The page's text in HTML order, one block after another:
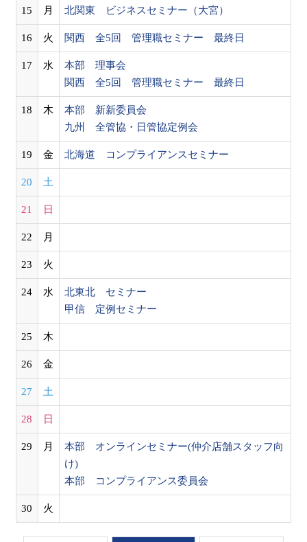
15 月 北関東 ビジネスセミナー（大宮）
16 火 関西 全5回 管理職セミナー 最終日
17 水
本部 理事会
関西 全5回 管理職セミナー 最終日
18 木
本部 新新委員会
九州 全管協・日管協定例会
19 金 北海道 コンプライアンスセミナー
20 土
21 日
22 月
23 火
24 水
北東北 セミナー
甲信 定例セミナー
25 木
26 金
27 土
28 日
29 月
本部 オンラインセミナー(仲介店舗スタッフ向
け)
本部 コンプライアンス委員会
30 火